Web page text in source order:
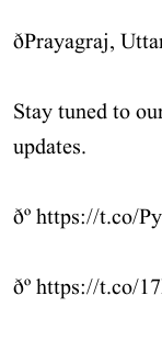
ðPrayagraj,
Stay tuned to
updates.
ðºhttps://t.co/
ðºhttps://t.co/